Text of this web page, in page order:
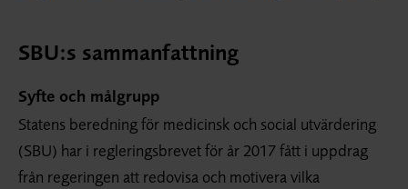
SBU:s sammanfattning
Syfte och målgrupp
Statens beredning för medicinsk och social utvärdering
(SBU) har i regleringsbrevet för år 2017 fått i uppdrag
från regeringen att redovisa och motivera vilka